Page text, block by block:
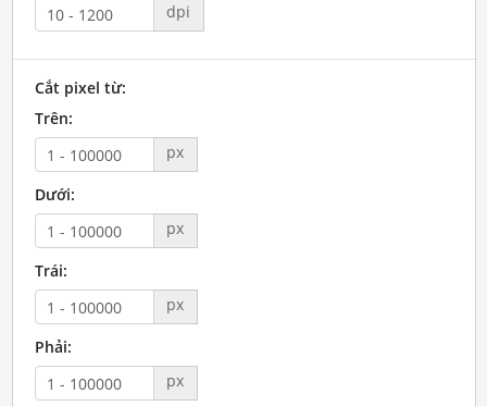
dpi
Cắt pixel từ:
Trên:
px
Dưới:
px
Trái:
px
Phải:
px